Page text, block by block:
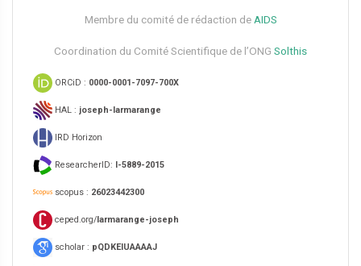
Membre du comité de rédaction de AIDS
Coordination du Comité Scientifique de l’ONG Solthis
ORCiD : 0000-0001-7097-700X
HAL : joseph-larmarange
IRD Horizon
ResearcherID: I-5889-2015
scopus : 26023442300
ceped.org/larmarange-joseph
scholar : pQDKEIUAAAAJ